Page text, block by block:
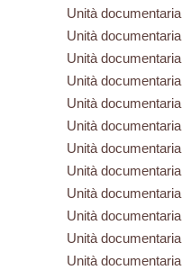
Unità documentaria
Unità documentaria
Unità documentaria
Unità documentaria
Unità documentaria
Unità documentaria
Unità documentaria
Unità documentaria
Unità documentaria
Unità documentaria
Unità documentaria
Unità documentaria